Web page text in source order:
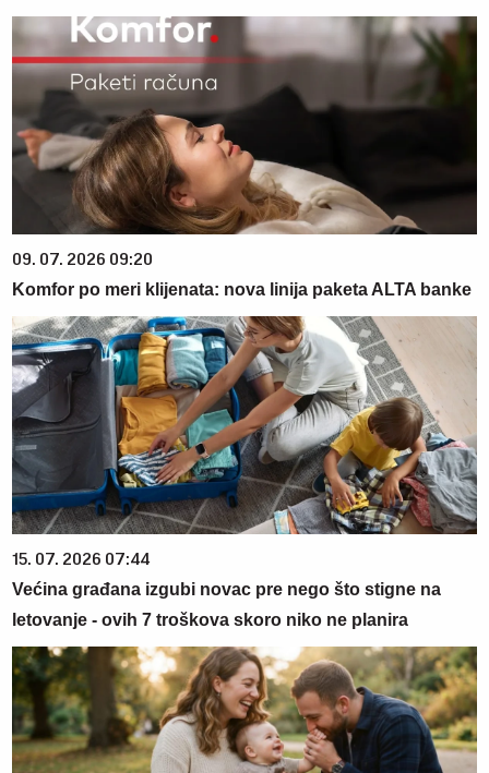
09. 07. 2026 09:20
Komfor po meri klijenata: nova linija paketa ALTA banke
15. 07. 2026 07:44
Većina građana izgubi novac pre nego što stigne na
letovanje - ovih 7 troškova skoro niko ne planira